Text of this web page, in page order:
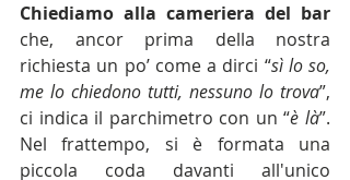
Chiediamo alla cameriera del bar
che, ancor prima della nostra
richiesta un po’ come a dirci “sì lo so,
me lo chiedono tutti, nessuno lo trova”,
ci indica il parchimetro con un “è là”.
Nel frattempo, si è formata una
piccola coda davanti all'unico